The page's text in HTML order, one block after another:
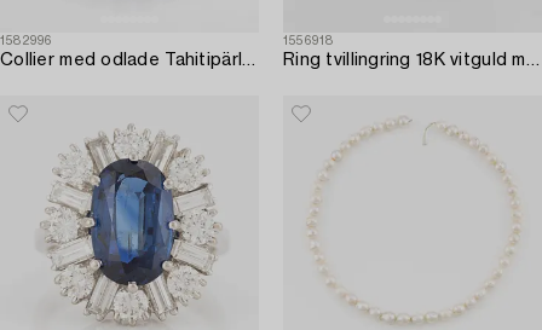
1582996
Collier med odlade Tahitipärlor.
1556918
Ring tvillingring 18K vitguld med gammalslipade diamanter.